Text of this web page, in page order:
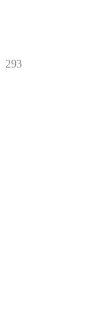
293